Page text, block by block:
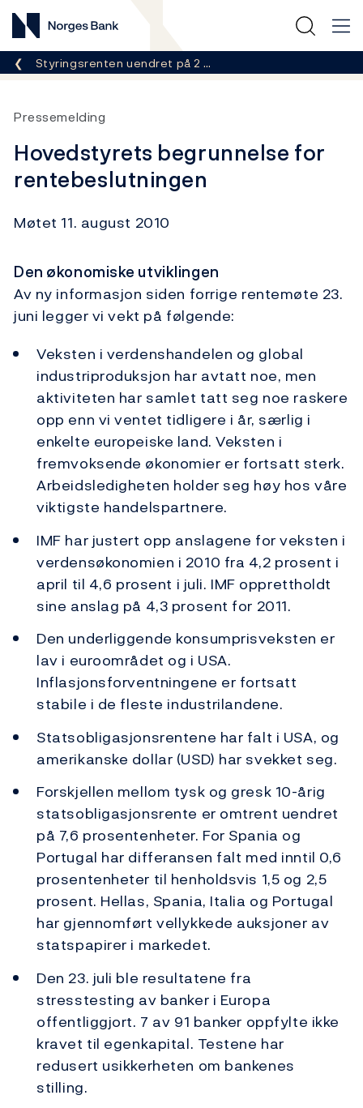
Norges Bank
Her er du nå:
Styringsrenten uendret på 2 …
Pressemelding
Hovedstyrets begrunnelse for
rentebeslutningen
Møtet 11. august 2010
Den økonomiske utviklingen
Av ny informasjon siden forrige rentemøte 23.
juni legger vi vekt på følgende:
Veksten i verdenshandelen og global
industriproduksjon har avtatt noe, men
aktiviteten har samlet tatt seg noe raskere
opp enn vi ventet tidligere i år, særlig i
enkelte europeiske land. Veksten i
fremvoksende økonomier er fortsatt sterk.
Arbeidsledigheten holder seg høy hos våre
viktigste handelspartnere.
IMF har justert opp anslagene for veksten i
verdensøkonomien i 2010 fra 4,2 prosent i
april til 4,6 prosent i juli. IMF opprettholdt
sine anslag på 4,3 prosent for 2011.
Den underliggende konsumprisveksten er
lav i euroområdet og i USA.
Inflasjonsforventningene er fortsatt
stabile i de fleste industrilandene.
Statsobligasjonsrentene har falt i USA, og
amerikanske dollar (USD) har svekket seg.
Forskjellen mellom tysk og gresk 10-årig
statsobligasjonsrente er omtrent uendret
på 7,6 prosentenheter. For Spania og
Portugal har differansen falt med inntil 0,6
prosentenheter til henholdsvis 1,5 og 2,5
prosent. Hellas, Spania, Italia og Portugal
har gjennomført vellykkede auksjoner av
statspapirer i markedet.
Den 23. juli ble resultatene fra
stresstesting av banker i Europa
offentliggjort. 7 av 91 banker oppfylte ikke
kravet til egenkapital. Testene har
redusert usikkerheten om bankenes
stilling.